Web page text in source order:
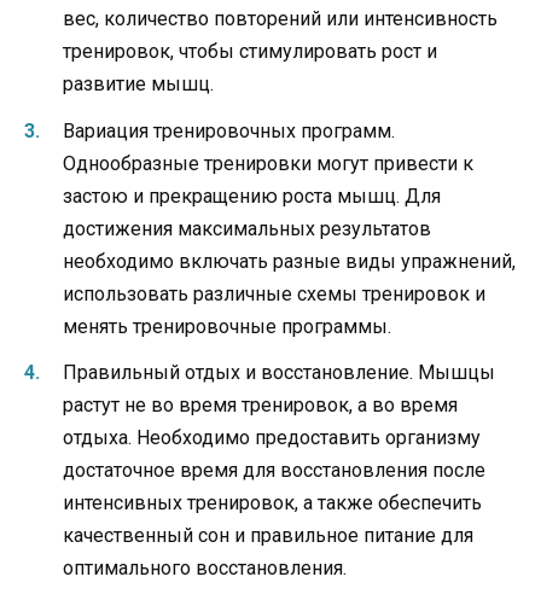
вес, количество повторений или интенсивность
тренировок, чтобы стимулировать рост и
развитие мышц.
Вариация тренировочных программ.
Однообразные тренировки могут привести к
застою и прекращению роста мышц. Для
достижения максимальных результатов
необходимо включать разные виды упражнений,
использовать различные схемы тренировок и
менять тренировочные программы.
Правильный отдых и восстановление. Мышцы
растут не во время тренировок, а во время
отдыха. Необходимо предоставить организму
достаточное время для восстановления после
интенсивных тренировок, а также обеспечить
качественный сон и правильное питание для
оптимального восстановления.